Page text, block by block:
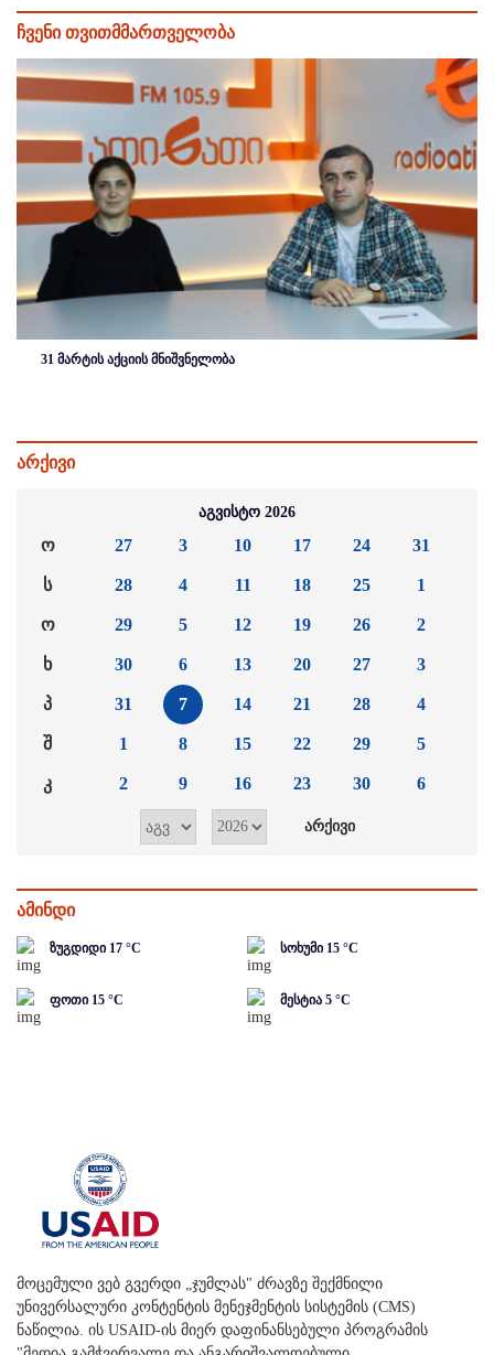
ჩვენი თვითმმართველობა
31 მარტის აქციის მნიშვნელობა
არქივი
აგვისტო 2026
ო
ს
ო
ხ
პ
შ
კ
27
28
29
30
31
1
2
3
4
5
6
7
8
9
10
11
12
13
14
15
16
17
18
19
20
21
22
23
24
25
26
27
28
29
30
31
1
2
3
4
5
6
ამინდი
ზუგდიდი 17 °C სოხუმი 15 °C
ფოთი 15 °C მესტია 5 °C
მოცემული ვებ გვერდი „ჯუმლას" ძრავზე შექმნილი
უნივერსალური კონტენტის მენეჯმენტის სისტემის (CMS)
ნაწილია. ის USAID-ის მიერ დაფინანსებული პროგრამის